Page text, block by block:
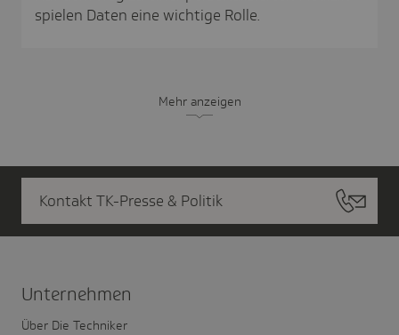
spielen Daten eine wichtige Rolle.
Mehr anzeigen
Kontakt TK-Presse & Politik
Unter­nehmen
Über Die Techniker